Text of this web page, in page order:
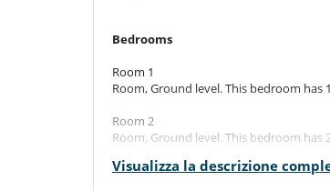
Bedrooms
Room 1
Room, Ground level. This bedroom
Room 2
Room, Ground level. This bedroom
Room 3
Visualizza la descrizione